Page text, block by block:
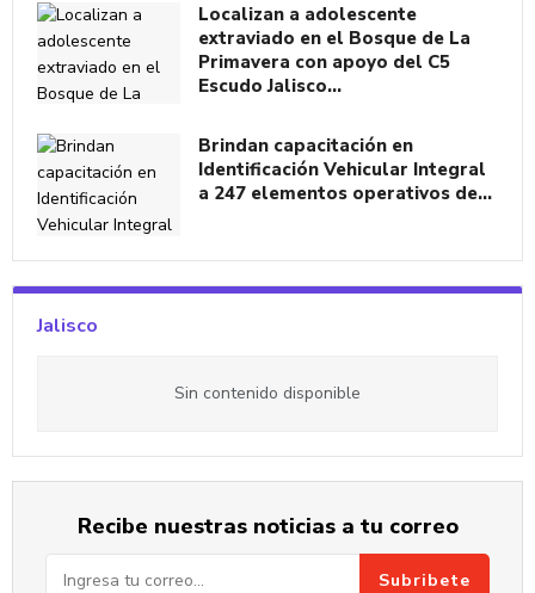
Localizan a adolescente
extraviado en el Bosque de La
Primavera con apoyo del C5
Escudo Jalisco…
Brindan capacitación en
Identificación Vehicular Integral
a 247 elementos operativos de…
Jalisco
Sin contenido disponible
Recibe nuestras noticias a tu correo
Subribete